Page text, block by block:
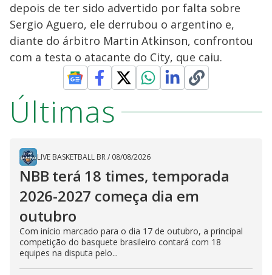
depois de ter sido advertido por falta sobre
Sergio Aguero, ele derrubou o argentino e,
diante do árbitro Martin Atkinson, confrontou
com a testa o atacante do City, que caiu.
Últimas
LIVE BASKETBALL BR/ 08/08/2026
NBB terá 18 times, temporada
2026-2027 começa dia em
outubro
Com início marcado para o dia 17 de outubro, a principal
competição do basquete brasileiro contará com 18
equipes na disputa pelo...